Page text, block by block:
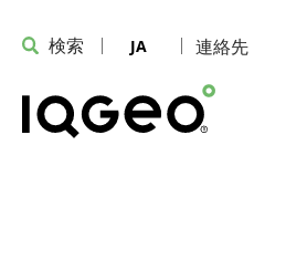
検索 JA 連絡先